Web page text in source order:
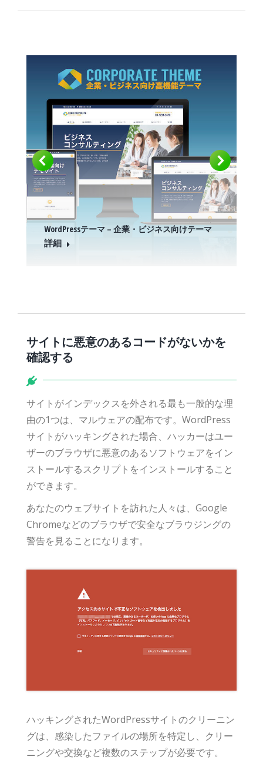
WordPressテーマ – 企業・ビジネス向けテーマ
詳細
サイトに悪意のあるコードがないかを
確認する
サイトがインデックスを外される最も一般的な理
由の1つは、マルウェアの配布です。WordPress
サイトがハッキングされた場合、ハッカーはユー
ザーのブラウザに悪意のあるソフトウェアをイン
ストールするスクリプトをインストールすること
ができます。
あなたのウェブサイトを訪れた人々は、Google
Chromeなどのブラウザで安全なブラウジングの
警告を見ることになります。
ハッキングされたWordPressサイトのクリーニン
グは、感染したファイルの場所を特定し、クリー
ニングや交換など複数のステップが必要です。